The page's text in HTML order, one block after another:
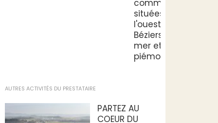
communes
situées à
l'ouest de
Béziers, entre
mer et
piémonts.
AUTRES ACTIVITÉS DU PRESTATAIRE
PARTEZ AU
COEUR DU